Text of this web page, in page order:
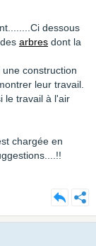
dessous
arbres dont la
construction
leur travail.
le travail à l'air
chargée en